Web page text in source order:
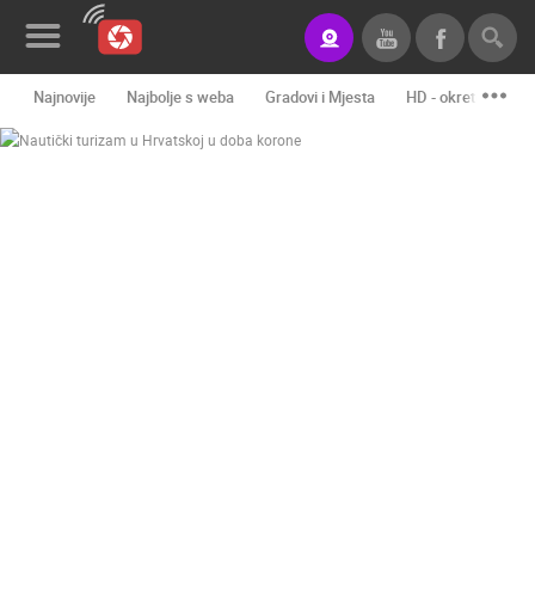
Novosti&Blog
Najnovije Najbolje s weba Gradovi i Mjesta HD - okretne